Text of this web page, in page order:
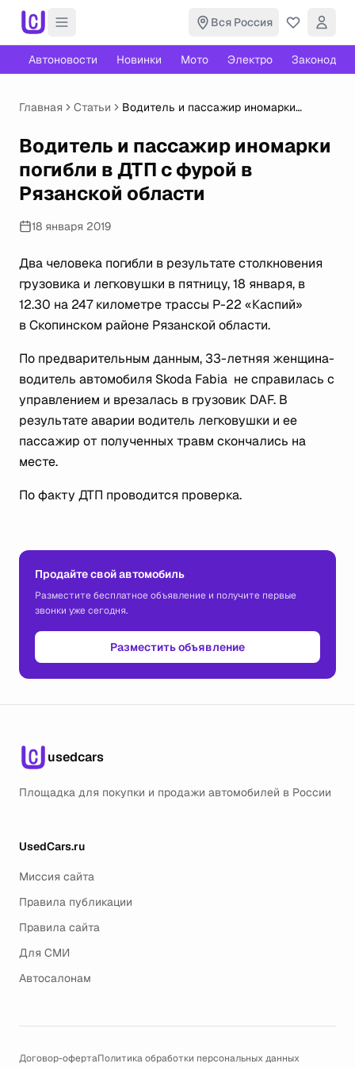
Вся Россия
Автоновости Новинки Мото Электро
Главная Статьи
Водитель и пассажир иномарки
области
Водитель и пассажир иномарки
погибли в ДТП с фурой в
Рязанской области
18 января 2019
Два человека погибли в результате столкновения
грузовика и легковушки в пятницу, 18 января, в
12.30 на 247 километре трассы Р-22 «Каспий»
в Скопинском районе Рязанской области.
По предварительным данным, 33-летняя женщина-
водитель автомобиля Skoda Fabia не справилась с
управлением и врезалась в грузовик DAF. В
результате аварии водитель легковушки и ее
пассажир от полученных травм скончались на
месте.
По факту ДТП проводится проверка.
Продайте свой автомобиль
Разместите бесплатное объявление и получите первые
звонки уже сегодня.
Разместить объявление
usedcars
Площадка для покупки и продажи автомобилей в России
UsedCars.ru
Миссия сайта
Правила публикации
Правила сайта
Для СМИ
Автосалонам
Договор-офертаПолитика обработки персональных данных